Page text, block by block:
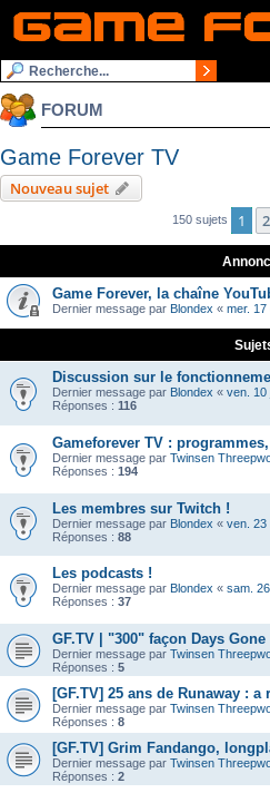
FORUM
Game Forever TV
Nouveau sujet
150 sujets 1 2
Game Forever, la chaîne
Dernier message par Blondex « mer. 17
Discussion sur le
Dernier message par Blondex « ven. 10
Réponses : 116
Gameforever TV :
Dernier message par Twinsen
Réponses : 194
Les membres sur Twitch !
Dernier message par Blondex « ven. 23
Réponses : 88
Les podcasts !
Dernier message par Blondex « sam.
Réponses : 37
GF.TV | "300" façon Days Gone
Dernier message par Twinsen
Réponses : 5
[GF.TV] 25 ans de Runaway : a
Dernier message par Twinsen
Réponses : 8
[GF.TV] Grim Fandango,
Dernier message par Twinsen
Réponses : 2